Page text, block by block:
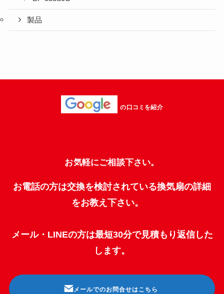
製品
の口コミを紹介
お気軽にご相談下さい。
お電話の方は交換を検討されている換気扇の詳細
をお教え下さい。
メール・LINEの方は最短30分で見積もり返信した
します。
メールでのお問合せはこちら